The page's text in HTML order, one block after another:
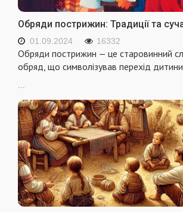
Обряди пострижин: Традиції та
01.09.2024 16332
Обряди пострижин — це старовинний
обряд, що символізував перехід